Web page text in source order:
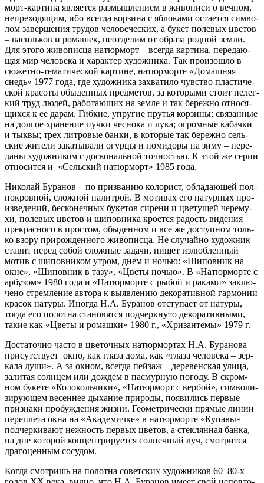
морт-кар­ти­на явля­ет­ся раз­мыш­ле­ни­ем в живо­пи­си о веч­ном,
непре­хо­дя­щим, ибо все­гда кор­зи­на с ябло­ка­ми оста­ет­ся сим­во­
лом завер­ше­ния тру­дов чело­ве­че­ских, а букет поле­вых цве­тов
– василь­ков и рома­шек, неот­де­лим от обра­за род­ной зем­ли.
Для это­го живо­пис­ца натюр­морт – все­гда кар­ти­на, пере­да­ю­
щая мир чело­ве­ка и харак­тер худож­ни­ка. Так про­изо­шло в
сюжет­но-тема­ти­че­ской кар­тине, натюр­мор­те «Домашняя
снедь» 1977 года, где худож­ни­ка захва­ти­ло чув­ство пла­сти­че­
ской кра­со­ты обы­ден­ных пред­ме­тов, за кото­ры­ми сто­ит нелег­
кий труд людей, рабо­та­ю­щих на зем­ле и так береж­но отно­ся­
щих­ся к ее дарам. Гибкие, упру­гие пру­тья кор­зи­ны; свя­зан­ные
на дол­гое хра­не­ние пуч­ки чес­но­ка и лука; огром­ные кабач­ки
и тык­вы; трех лит­ро­вые бан­ки, в кото­рые так береж­но сель­
ские жите­ли зака­ты­ва­ли огур­цы и поми­до­ры на зиму – пере­
да­ны худож­ни­ком с дос­ко­наль­ной точ­но­стью. К этой же серии
отно­сит­ся и «Сельский натюр­морт» 1985 года.
Николай Буранов – по при­зва­нию коло­рист, обла­да­ю­щей пол­
но­кров­ной, слож­ной палит­рой. В моти­вах его натур­ных про­
из­ве­де­ний, бес­ко­неч­ных буке­тов сире­ни и цве­ту­щей чере­му­
хи, поле­вых цве­тов и шипов­ни­ка кро­ет­ся радость виде­ния
пре­крас­но­го в про­стом, обы­ден­ном и все же доступ­ном толь­
ко взо­ру при­рож­ден­но­го живо­пис­ца. Не слу­чай­но худож­ник
ста­вит перед собой слож­ные зада­чи, пишет излюб­лен­ный
мотив с шипов­ни­ком утром, днем и ночью: «Шиповник на
окне», «Шиповник в тазу», «Цветы ночью». В «Натюрморте с
арбу­зом» 1980 года и «Натюрморте с рыбой и рака­ми» заклю­
че­но стрем­ле­ние авто­ра к выяв­ле­нию деко­ра­тив­ной гар­мо­нии
кра­сок нату­ры. Иногда Н.А. Буранов отсту­па­ет от нату­ры,
тогда его полот­на ста­но­вят­ся под­черк­ну­то деко­ра­тив­ны­ми,
такие как «Цветы и ромаш­ки» 1980 г., «Хризантемы» 1979 г.
Достаточно часто в цве­точ­ных натюр­мор­тах Н.А. Буранова
при­сут­ству­ет окно, как гла­за дома, как «гла­за чело­ве­ка – зер­
ка­ла души». А за окном, все­гда пей­заж – дере­вен­ская ули­ца,
зали­тая солн­цем или дождем в пас­мур­ную пого­ду. В скром­
ном буке­те «Колокольчики», «Натюрморт с вер­бой», сим­во­ли­
зи­ру­ю­щем весен­нее дыха­ние при­ро­ды, появи­лись пер­вые
при­зна­ки про­буж­де­ния жиз­ни. Геометрически пря­мые линии
пере­пле­та окна на «Академичке» в натюр­мор­те «Купавы»
под­чер­ки­ва­ют неж­ность пер­вых цве­тов, а стек­лян­ная бан­ка,
на дне кото­рой кон­цен­три­ру­ет­ся сол­неч­ный луч, смот­рит­ся
дра­го­цен­ным сосудом.
Когда смот­ришь на полот­на совет­ских худож­ни­ков 60–80‑х